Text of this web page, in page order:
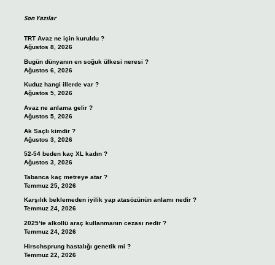
Son Yazılar
TRT Avaz ne için kuruldu ?
Ağustos 8, 2026
Bugün dünyanın en soğuk ülkesi neresi ?
Ağustos 6, 2026
Kuduz hangi illerde var ?
Ağustos 5, 2026
Avaz ne anlama gelir ?
Ağustos 5, 2026
Ak Saçlı kimdir ?
Ağustos 3, 2026
52-54 beden kaç XL kadın ?
Ağustos 3, 2026
Tabanca kaç metreye atar ?
Temmuz 25, 2026
Karşılık beklemeden iyilik yap atasözünün anlamı nedir ?
Temmuz 24, 2026
2025’te alkollü araç kullanmanın cezası nedir ?
Temmuz 24, 2026
Hirschsprung hastalığı genetik mi ?
Temmuz 22, 2026